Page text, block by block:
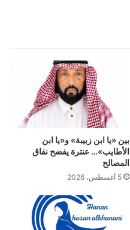
بين «يا ابن زبيبة» و«يا ابن
الأطايب»… عنترة يفضح نفاق
المصالح
5 أغسطس، 2026